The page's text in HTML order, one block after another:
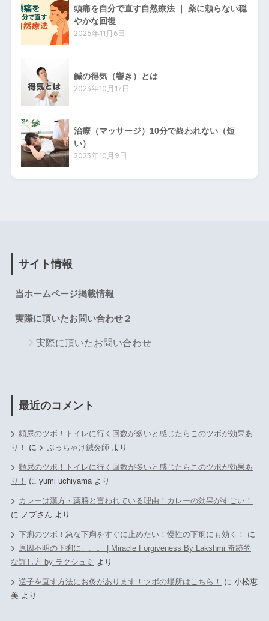
頭痛を自分で直す自然療法 ｜ 薬に頼らない穏
やかな回復
2025年11月6日
鍼の得気（響き）とは
2023年10月17日
治療（マッサージ）10分で終われない（短
い）
2023年10月9日
サイト情報
当ホームページ掲載情報
実際に頂いたお問い合わせ２
実際に頂いたお問い合わせ
最近のコメント
頻尿のツボ！トイレに行く回数が多いと感じたらこのツボが効果あ
り！
に ぶっちゃけ鍼灸師 より
頻尿のツボ！トイレに行く回数が多いと感じたらこのツボが効果あ
り！
に yumi uchiyamaより
カレーは漢方・薬膳と言われている理由！カレーの効果がすごい！
に
ノブさん より
下痢のツボ！急な下痢をすぐに止めたい！慢性の下痢にも効く！
に
原因不明の下痢に。。。 | Miracle Forgiveness By Lakshmi 奇跡的
な許し方 by ラクシュミ
より
逆子を直す方法にお灸があります！ツボの場所はこちら！ に 小松恵
美より